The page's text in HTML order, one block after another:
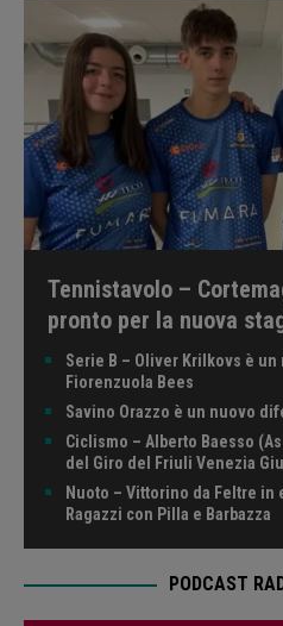
Tennistavolo –
pronto per la nuova
Serie B – Oliver Krilkovs è
Fiorenzuola Bees
Savino Orazzo è un nuovo
Ciclismo – Alberto Baesso
del Giro del Friuli Venezia
Nuoto – Vittorino da Feltre
Ragazzi con Pilla e Barbazza
PODCAST